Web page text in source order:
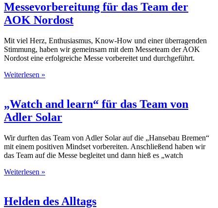
Messevorbereitung für das Team der
AOK Nordost
Mit viel Herz, Enthusiasmus, Know-How und einer überragenden
Stimmung, haben wir gemeinsam mit dem Messeteam der AOK
Nordost eine erfolgreiche Messe vorbereitet und durchgeführt.
Weiterlesen »
„Watch and learn“ für das Team von
Adler Solar
Wir durften das Team von Adler Solar auf die „Hansebau Bremen“
mit einem positiven Mindset vorbereiten. Anschließend haben wir
das Team auf die Messe begleitet und dann hieß es „watch
Weiterlesen »
Helden des Alltags